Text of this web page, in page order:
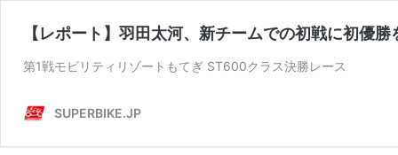
【レポート】羽田太河、新チームでの初戦に初優勝
第1戦モビリティリゾートもてぎ ST600クラス決勝レース
SUPERBIKE.JP